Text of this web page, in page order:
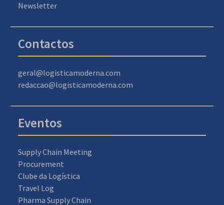
Newsletter
Contactos
geral@logisticamoderna.com
redaccao@logisticamoderna.com
Eventos
Supply Chain Meeting
Procurement
Clube da Logística
Travel Log
Pharma Supply Chain